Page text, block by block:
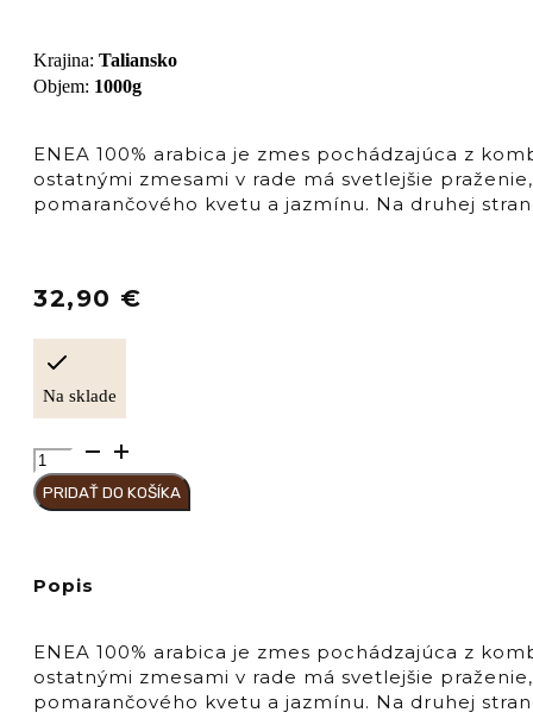
Krajina: Taliansko
Objem: 1000g
ENEA 100% arabica je zmes pochádzajúca z
ostatnými zmesami v rade má svetlejšie
pomarančového kvetu a jazmínu. Na druhej
32,90 €
Na sklade
množstvo
Pompeii
Káva
ENEA
arabica"
PRIDAŤ DO KOŠÍKA
Popis
ENEA 100% arabica je zmes pochádzajúca z
ostatnými zmesami v rade má svetlejšie
pomarančového kvetu a jazmínu. Na druhej